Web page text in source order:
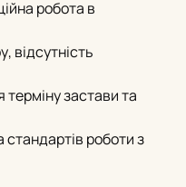
робота в
відсутність
застави та
стандартів роботи з